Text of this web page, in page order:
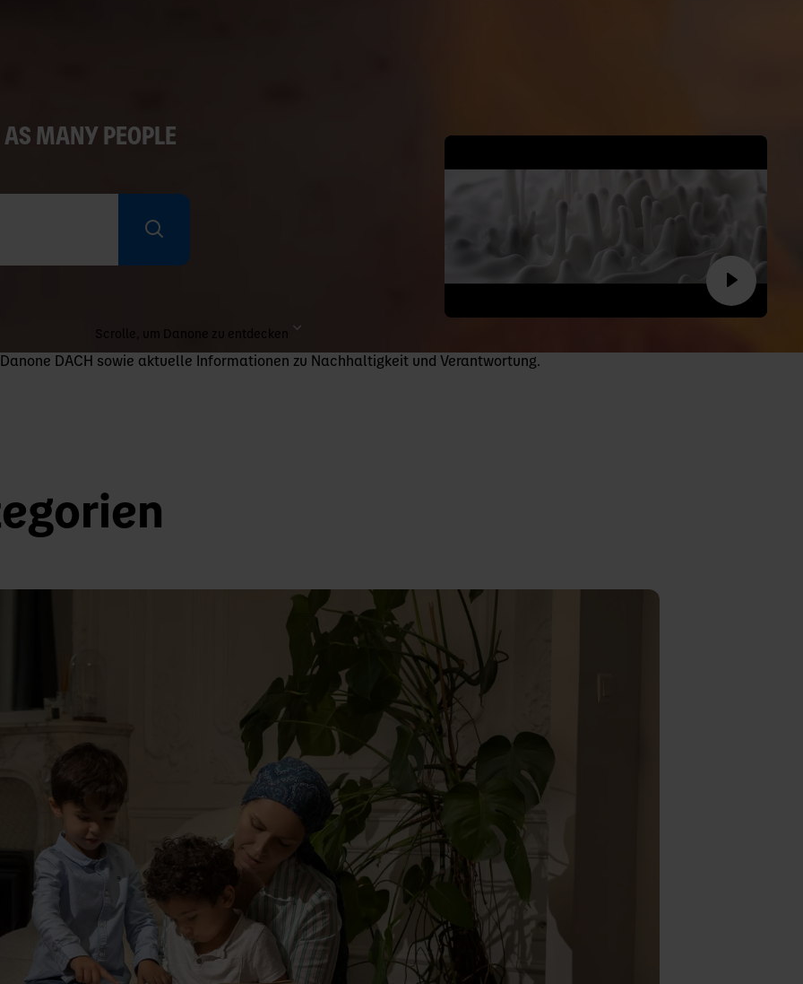
DACH sowie aktuelle Informationen zu Nachhaltigkeit und Verantwortung.
MANY PEOPLE
Scrolle, um Danone zu entdecken